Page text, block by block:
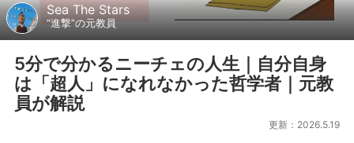
Sea The Stars
“進撃”の元教員
5分で分かるニーチェの人生｜自分自身
は「超人」になれなかった哲学者｜元教
員が解説
更新：2026.5.19